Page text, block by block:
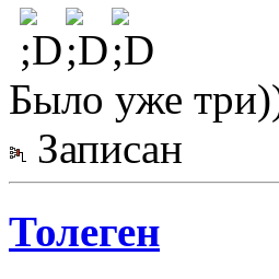
Было уже
Записан
Толеген